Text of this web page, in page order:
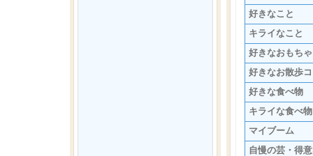
好きなこと
キライなこと
好きなおもちゃ
好きなお散歩
好きな食べ物
キライな食べ物
マイブーム
自慢の芸・得